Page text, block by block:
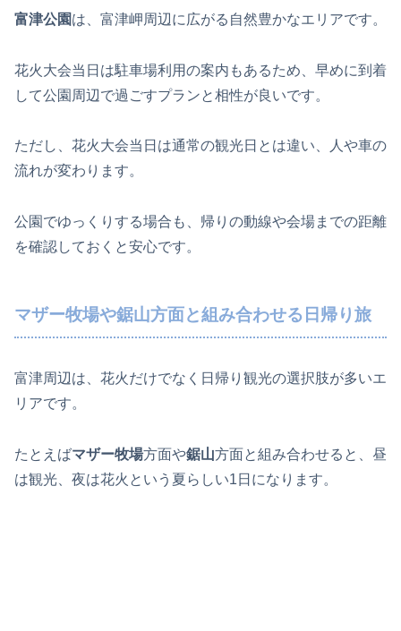
富津公園は、富津岬周辺に広がる自然豊かなエリアです。
花火大会当日は駐車場利用の案内もあるため、早めに到着
して公園周辺で過ごすプランと相性が良いです。
ただし、花火大会当日は通常の観光日とは違い、人や車の
流れが変わります。
公園でゆっくりする場合も、帰りの動線や会場までの距離
を確認しておくと安心です。
マザー牧場や鋸山方面と組み合わせる日帰り旅
富津周辺は、花火だけでなく日帰り観光の選択肢が多いエ
リアです。
たとえばマザー牧場方面や鋸山方面と組み合わせると、昼
は観光、夜は花火という夏らしい1日になります。